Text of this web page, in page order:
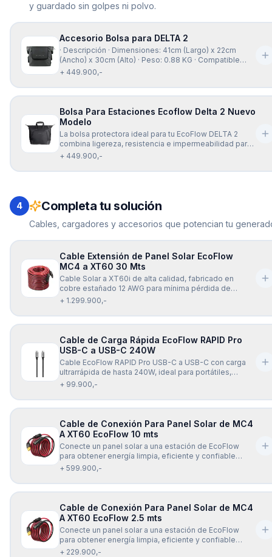
y guardado sin golpes ni polvo.
Accesorio Bolsa para DELTA 2
· Descripción · Dimensiones: 41cm (Largo) x 22cm
(Ancho) x 30cm (Alto) · Peso: 0.88 KG · Compatible
con: Delta 2 ·
+ 449.900,-
Bolsa Para Estaciones Ecoflow Delta 2 Nuevo
Modelo
La bolsa protectora ideal para tu EcoFlow DELTA 2
combina ligereza, resistencia e impermeabilidad para
mantener tu equipo seguro contra golpes, lluvia y
mano o cruzada, ofreciendo además espacio
+ 449.900,-
4 Completa tu solución
Cables, cargadores y accesorios que potencian tu
Cable Extensión de Panel Solar EcoFlow
MC4 a XT60 30 Mts
Cable Solar a XT60i de alta calidad, fabricado en
cobre estañado 12 AWG para mínima pérdida de
energía y transmisión estable. Soporta hasta 600 V, es
ofrece una conexión segura y confiable para paneles
+ 1.299.900,-
Cable de Carga Rápida EcoFlow RAPID Pro
USB-C a USB-C 240W
Cable EcoFlow RAPID Pro USB-C a USB-C con carga
ultrarrápida de hasta 240W, ideal para portátiles,
celulares, tablets y más. Diseño resistente, flexible y
Incluye chip inteligente E-Mark para una carga segura
+ 99.900,-
Cable de Conexión Para Panel Solar de MC4
A XT60 EcoFlow 10 mts
Conecte un panel solar a una estación de EcoFlow
para obtener energía limpia, eficiente y confiable
dondequiera que vaya, con el cable de carga Solar
Solar a XT60 (10 mts) es universalmente compatible
+ 599.900,-
Cable de Conexión Para Panel Solar de MC4
A XT60 EcoFlow 2.5 mts
Conecte un panel solar a una estación de EcoFlow
para obtener energía limpia, eficiente y confiable
dondequiera que vaya, con el cable de carga Solar
+ 229.900,-